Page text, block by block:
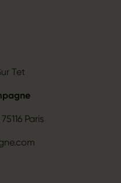
Tet
Paris